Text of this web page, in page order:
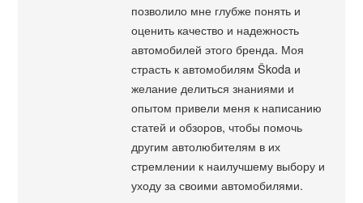
позволило мне глубже понять и
оценить качество и надежность
автомобилей этого бренда. Моя
страсть к автомобилям Škoda и
желание делиться знаниями и
опытом привели меня к написанию
статей и обзоров, чтобы помочь
другим автолюбителям в их
стремлении к наилучшему выбору и
уходу за своими автомобилями.